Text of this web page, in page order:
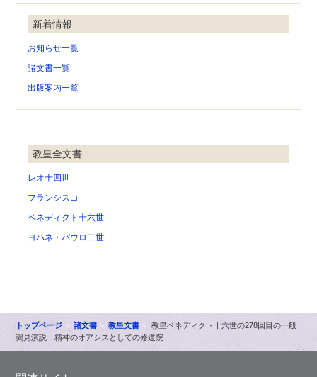
新着情報
お知らせ一覧
諸文書一覧
出版案内一覧
教皇全文書
レオ十四世
フランシスコ
ベネディクト十六世
ヨハネ・パウロ二世
トップページ 諸文書 教皇文書
教皇ベネディクト十六世の278回目の一般
謁見演説 精神のオアシスとしての修道院